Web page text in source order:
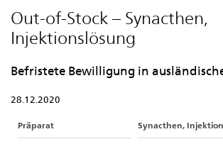
Out-of-Stock – Synacthen,
Injektionslösung
Befristete Bewilligung in
28.12.2020
Präparat Synacthen,